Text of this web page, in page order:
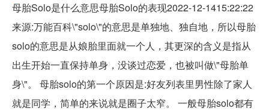
母胎Solo是什么意思母胎Solo的表现2022-12-1415:22:22
来源:万能百科\"solo\"的意思是单独地、独自地，所以母胎
solo的意思是从娘胎里面就一个人，其更深的含义是指从
出生开始一直保持单身，没谈过恋爱，也被叫做\"母胎单
身\"。 母胎solo的第一个原因是:好友列表里男性除了家人
就是同学，简单的来说就是圈子太窄。 一般母胎solo都有